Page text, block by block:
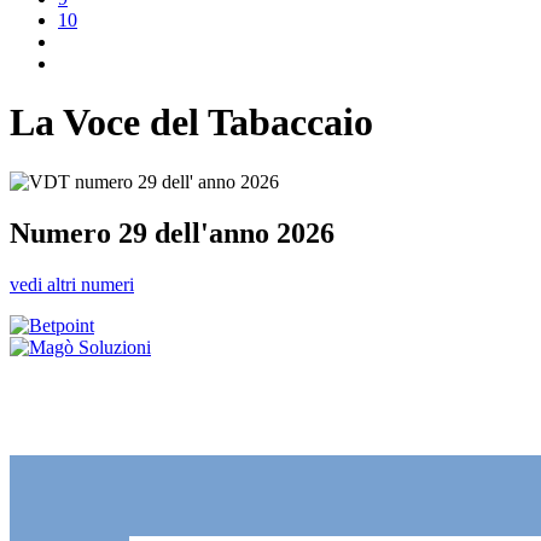
10
La Voce del Tabaccaio
Numero 29 dell'anno 2026
vedi altri numeri